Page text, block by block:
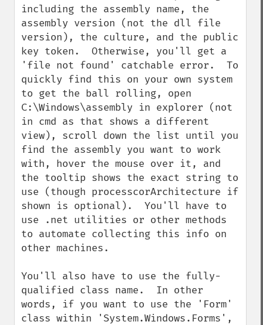
including the assembly name, the
assembly version (not the dll file
version), the culture, and the public
key token.  Otherwise, you'll get a
'file not found' catchable error.  To
quickly find this on your own system
to get the ball rolling, open
C:\Windows\assembly in explorer (not
in cmd as that shows a different
view), scroll down the list until you
find the assembly you want to work
with, hover the mouse over it, and
the tooltip shows the exact string to
use (though processcorArchitecture if
shown is optional).  You'll have to
use .net utilities or other methods
to automate collecting this info on
other machines.
You'll also have to use the fully-
qualified class name.  In other
words, if you want to use the 'Form'
class within 'System.Windows.Forms',